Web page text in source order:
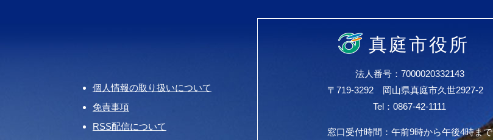
個人情報の取り扱いについて
免責事項
RSS配信について
真庭市役所
法人番号：7000020332143
〒719-3292 岡山県真庭市久世2927-2
Tel：0867-42-1111
窓口受付時間：午前9時から午後4時まで